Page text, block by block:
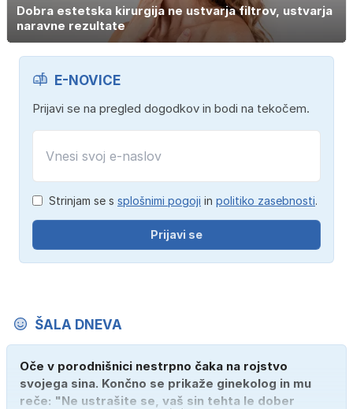
Dobra estetska kirurgija ne ustvarja filtrov, ustvarja
naravne rezultate
E-NOVICE
Prijavi se na pregled dogodkov in bodi na tekočem.
Strinjam se s splošnimi pogoji in politiko zasebnosti.
Prijavi se
ŠALA DNEVA
Oče v porodnišnici nestrpno čaka na rojstvo
svojega sina. Končno se prikaže ginekolog in mu
reče: "Ne ustrašite se, vaš sin tehta le dober